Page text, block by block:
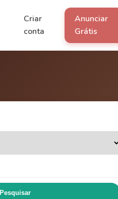
Criar
conta
Anunciar
Grátis
Pesquisar